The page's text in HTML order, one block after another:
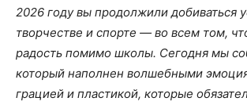
2026 году вы продолжили добиваться
творчестве и спорте — во всем том,
радость помимо школы. Сегодня мы
который наполнен волшебными
грацией и пластикой, которые